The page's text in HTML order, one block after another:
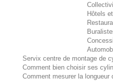
Hôtels et
Servix centre de montage de
Comment bien choisir ses
Comment mesurer la longueur